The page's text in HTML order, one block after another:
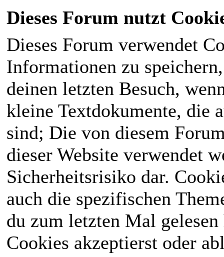
Dieses Forum nutzt
Dieses Forum verwendet
Informationen zu
deinen letzten Besuch,
kleine Textdokumente, die
sind; Die von diesem
dieser Website verwendet
Sicherheitsrisiko dar.
auch die spezifischen
du zum letzten Mal
Cookies akzeptierst oder